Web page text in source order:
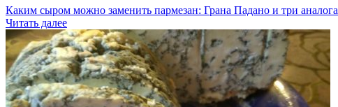
Каким сыром можно заменить пармезан: Грана Падано и три аналога
Читать далее